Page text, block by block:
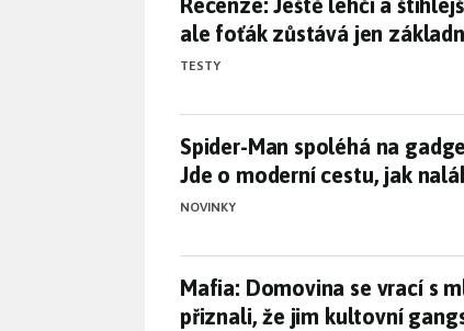
Recenze: Ještě lehčí a
ale foťák zůstává jen
TESTY
Spider-Man spoléhá na
Spider-Man spoléhá na
Jde o moderní cestu, jak
NOVINKY
Mafia: Domovina se vrací s
Mafia: Domovina se vrací s
přiznali, že jim kultovní